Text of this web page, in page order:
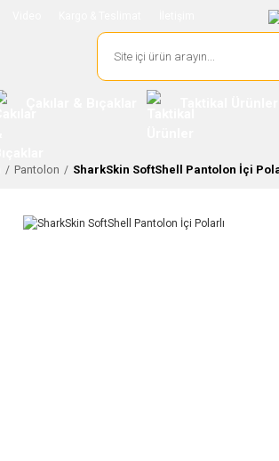
Pantolon SharkSkin SoftShell Pantolon İçi